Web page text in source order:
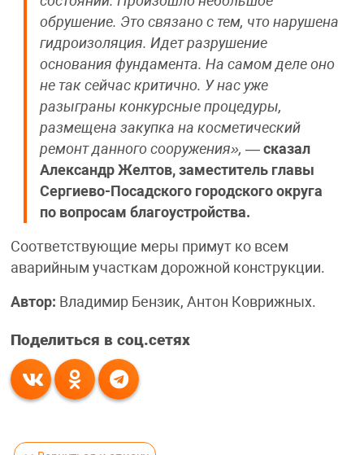
обрушение. Это связано с тем, что нарушена
гидроизоляция. Идет разрушение
основания фундамента. На самом деле оно
не так сейчас критично. У нас уже
разыграны конкурсные процедуры,
размещена закупка на косметический
ремонт данного сооружения», — сказал
Александр Желтов, заместитель главы
Сергиево-Посадского городского округа
по вопросам благоустройства.
Соответствующие меры примут ко всем
аварийным участкам дорожной конструкции.
Автор: Владимир Бензик, Антон Коврижных.
Поделиться в соц.сетях